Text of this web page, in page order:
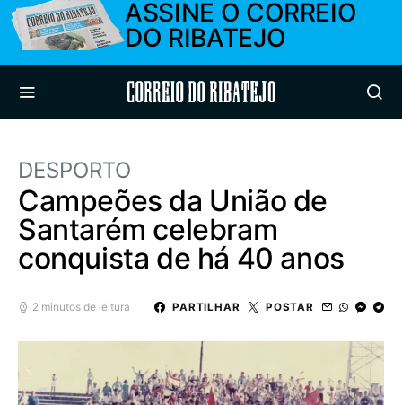
ASSINE O CORREIO
DO RIBATEJO
Correio do Ribatejo
DESPORTO
Campeões da União de
Santarém celebram
conquista de há 40 anos
2 minutos de leitura PARTILHAR POSTAR